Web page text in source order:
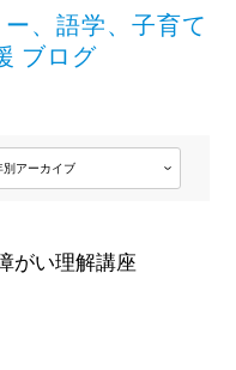
、語学、子育て
ブログ
がい理解講座